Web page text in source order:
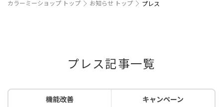
カラーミーショップ トップ お知らせ トップ プレス
プレス記事一覧
機能改善 キャンペーン